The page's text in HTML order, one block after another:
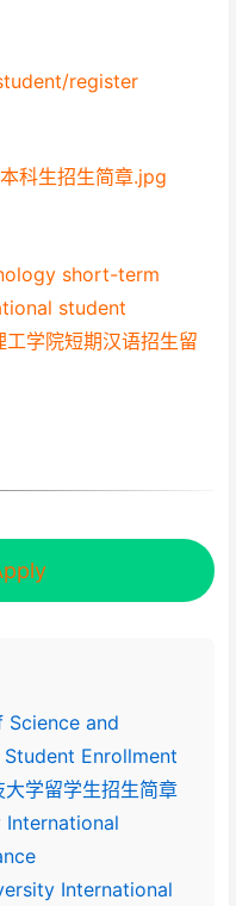
register
科生招生简章.jpg
short-term
student
学院短期汉语招生留
and
Enrollment
学留学生招生简章
International